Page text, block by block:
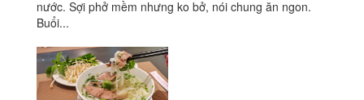
nước. Sợi phở mềm nhưng ko bở, nói chung ăn ngon.
Buổi...